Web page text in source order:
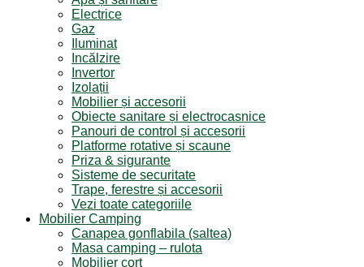
Electrice
Gaz
Iluminat
Incălzire
Invertor
Izolații
Mobilier și accesorii
Obiecte sanitare și electrocasnice
Panouri de control și accesorii
Platforme rotative și scaune
Priza & sigurante
Sisteme de securitate
Trape, ferestre și accesorii
Vezi toate categoriile
Mobilier Camping
Canapea gonflabila (saltea)
Masa camping – rulota
Mobilier cort